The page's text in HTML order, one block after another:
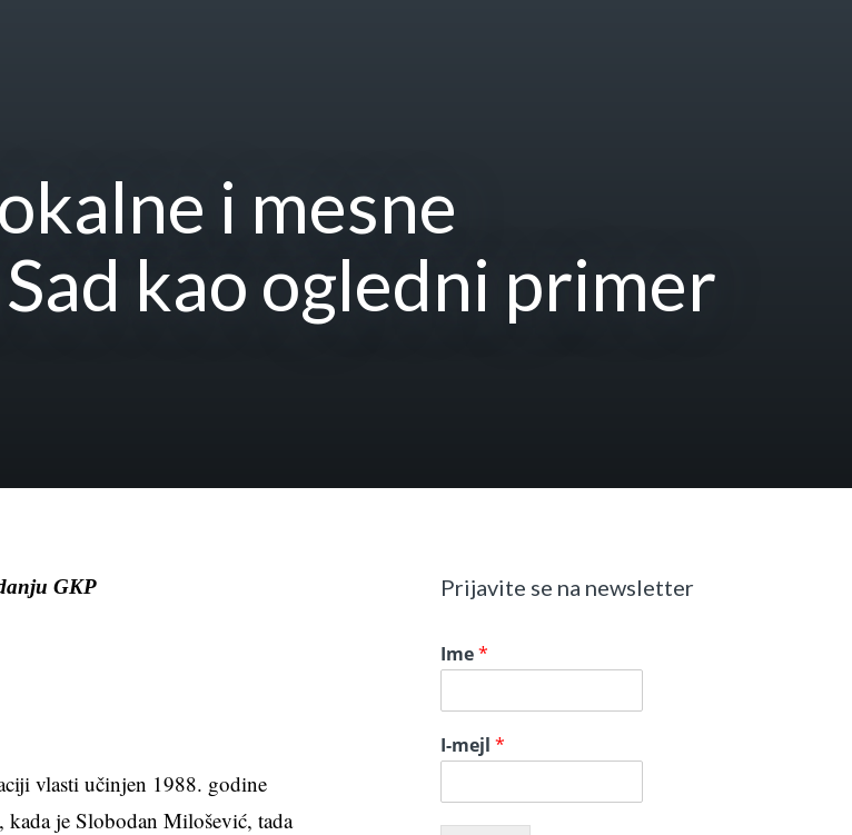
i mesne
kao ogledni primer
GKP
vlasti učinjen 1988. godine
je Slobodan Milošević, tada
Prijavite se na newsletter
Ime*
I-mejl*